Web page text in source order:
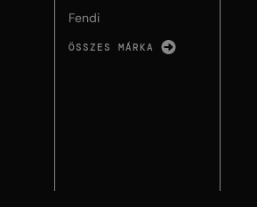
Fendi
ÖSSZES MÁRKA